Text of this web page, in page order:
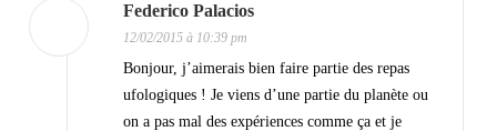
Federico Palacios
12/02/2015 à 10:39 pm
Bonjour, j’aimerais bien faire partie des repas
ufologiques ! Je viens d’une partie du planète ou
on a pas mal des expériences comme ça et je